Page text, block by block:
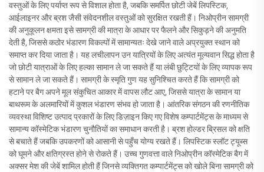
वस्तुओं के लिए पर्याप्त रूप से विशाल होता है, जबकि समर्पित छोटी जेबें लिपस्टिक,
आईलाइनर और ब्रश जैसी संवेदनशील वस्तुओं को सुरक्षित रखती हैं। निओप्रीन सामग्री
की अनुकूलन क्षमता इसे सामग्री की मात्रा के आधार पर फैलने और सिकुड़ने की अनुमति
देती है, जिससे कठोर भंडारण विकल्पों में सामान्यतः देखे जाने वाले अप्रयुक्त स्थान को
समाप्त कर दिया जाता है। यह लचीलापन उन यात्रियों के लिए अत्यंत मूल्यवान सिद्ध होता है
जो छोटी यात्राओं के लिए हल्का सामान ले जा सकते हैं या लंबी छुट्टियों के लिए व्यापक रूप
से सामान ले जा सकते हैं। सामग्री के स्मृति गुण यह सुनिश्चित करते हैं कि सामग्री को
हटाने पर बैग अपने मूल संकुचित आकार में वापस लौट आए, जिससे यात्रा के सामान या
बाथरूम के अलमारियों में कुशल भंडारण संभव हो जाता है। आंतरिक संगठन की रणनीतिक
व्यवस्था विशिष्ट उत्पाद प्रकारों के लिए डिज़ाइन किए गए विशेष कम्पार्टमेंट्स के माध्यम से
सामान्य कॉस्मेटिक भंडारण चुनौतियों का समाधान करती है। ब्रश होल्डर ब्रिसल को क्षति
से बचाते हैं जबकि उपकरणों को आसानी से पहुँच योग्य रखते हैं। लिपस्टिक स्लॉट ट्यूब्स
को घूमने और क्षतिग्रस्त होने से रोकते हैं। उच्च गुणवत्ता वाले निओप्रीन कॉस्मेटिक बैग में
अक्सर मेश की जेबें शामिल होती हैं जिनसे व्यक्तिगत कम्पार्टमेंट्स को खोले बिना सामग्री को